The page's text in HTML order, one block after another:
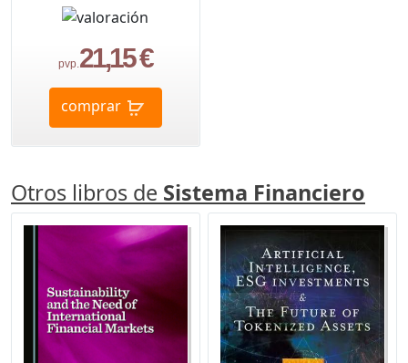
pvp.21,15 €
comprar
Otros libros de Sistema Financiero